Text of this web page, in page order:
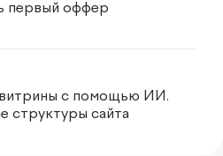
первый оффер
с помощью ИИ.
структуры сайта